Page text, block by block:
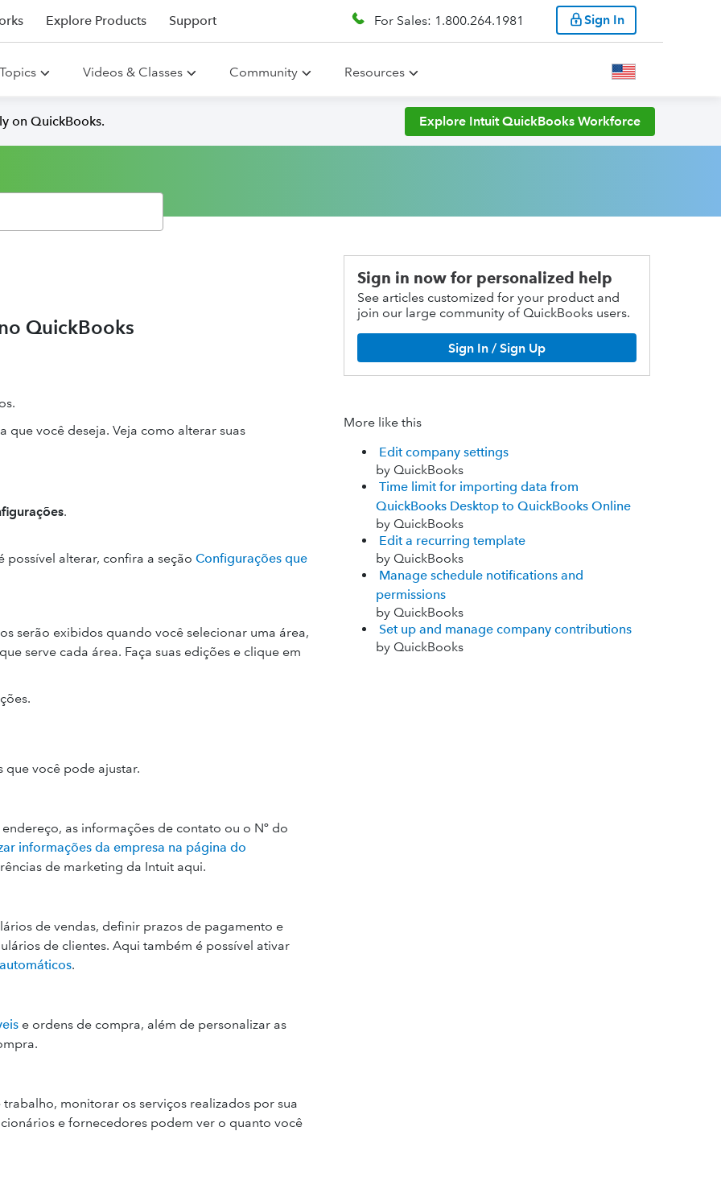
Explore Products Support For Sales: 1.800.264.1981 Sign In
Topics Videos & Classes Community Resources
on QuickBooks. Explore Intuit QuickBooks Workforce
QuickBooks
que você deseja. Veja como alterar suas
.
possível alterar, confira a seção Configurações que
serão exibidos quando você selecionar uma área,
serve cada área. Faça suas edições e clique em
que você pode ajustar.
as informações de contato ou o Nº do
informações da empresa na página do
de marketing da Intuit aqui.
de vendas, definir prazos de pagamento e
de clientes. Aqui também é possível ativar
.
e ordens de compra, além de personalizar as
monitorar os serviços realizados por sua
e fornecedores podem ver o quanto você
Sign in now for personalized help
See articles customized for your product and
join our large community of QuickBooks users.
Sign In / Sign Up
More like this
Edit company settings
by QuickBooks
Time limit for importing data from
QuickBooks Desktop to QuickBooks Online
by QuickBooks
Edit a recurring template
by QuickBooks
Manage schedule notifications and
permissions
by QuickBooks
Set up and manage company contributions
by QuickBooks